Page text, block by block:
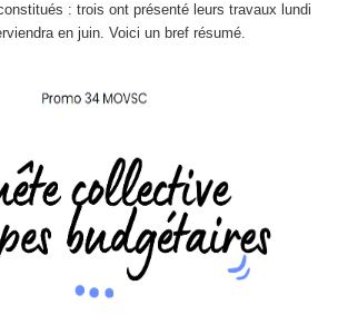
: trois ont présenté leurs travaux lundi
en juin. Voici un bref résumé.